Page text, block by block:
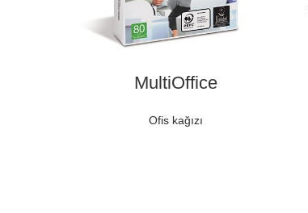
MultiOffice
Ofis kağızı